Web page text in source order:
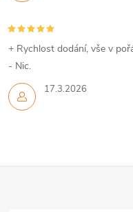
k
y
v
17.3.2026
+ Rychlost dodání, vše v
- Nic.